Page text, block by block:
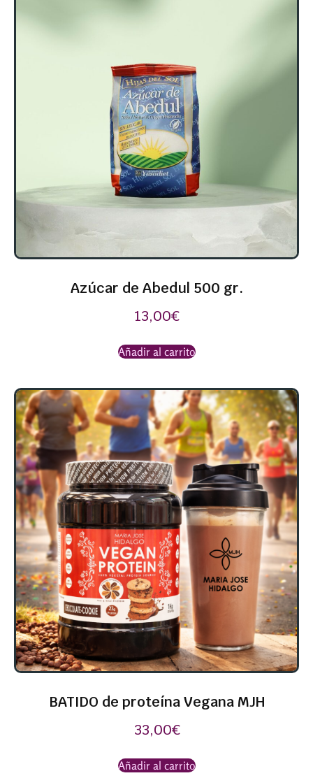
Azúcar de Abedul 500 gr.
13,00€
Añadir al carrito
BATIDO de proteína Vegana MJH
33,00€
Añadir al carrito